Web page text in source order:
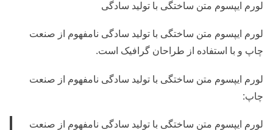
لورم ایپسوم متن ساختگی با تولید سادگی
لورم ایپسوم متن ساختگی با تولید سادگی نامفهوم از صنعت
چاپ و با استفاده از طراحان گرافیک است.
لورم ایپسوم متن ساختگی با تولید سادگی نامفهوم از صنعت
چاپ:
لورم ایپسوم متن ساختگی با تولید سادگی نامفهوم از صنعت